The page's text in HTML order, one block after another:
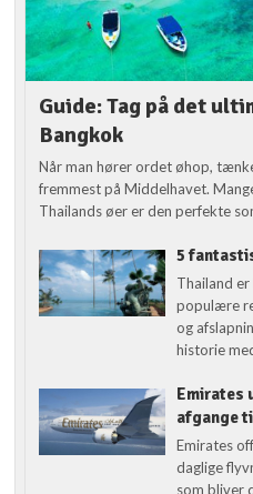
Guide: Tag på det
Bangkok
Når man hører ordet øhop,
fremmest på Middelhavet.
Thailands øer er den perfekte
5
Thailand
populære
og
historie
Emirates
afgange
Emirates
daglige
som bliver